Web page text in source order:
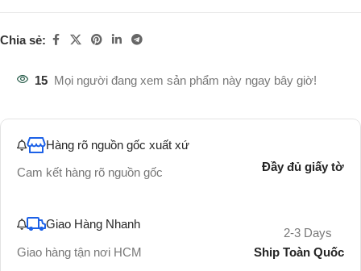
Chia sẻ:
15 Mọi người đang xem sản phẩm này ngay bây giờ!
Hàng rõ nguồn gốc xuất xứ
Cam kết hàng rõ nguồn gốc
Đầy đủ giấy tờ
Giao Hàng Nhanh
Giao hàng tận nơi HCM
2-3 Days
Ship Toàn Quốc